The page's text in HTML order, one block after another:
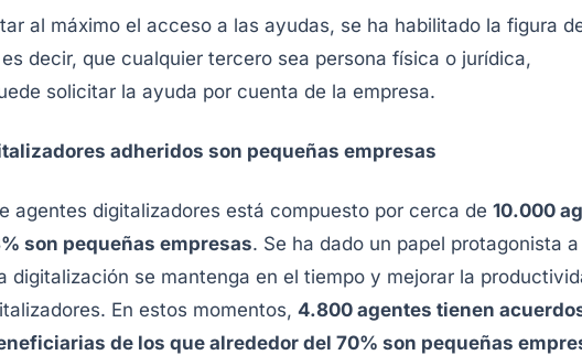
al máximo el acceso a las ayudas, se ha habilitado la figura
decir, que cualquier tercero sea persona física o jurídica,
solicitar la ayuda por cuenta de la empresa.
adheridos son pequeñas empresas
agentes digitalizadores está compuesto por cerca de 10.000
son pequeñas empresas. Se ha dado un papel protagonista a
digitalización se mantenga en el tiempo y mejorar la
En estos momentos, 4.800 agentes tienen
de los que alrededor del 70% son pequeñas